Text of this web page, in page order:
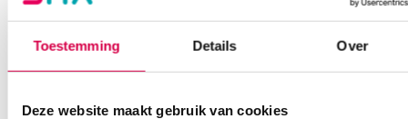
Toestemming Details Over
Deze website maakt gebruik van cookies